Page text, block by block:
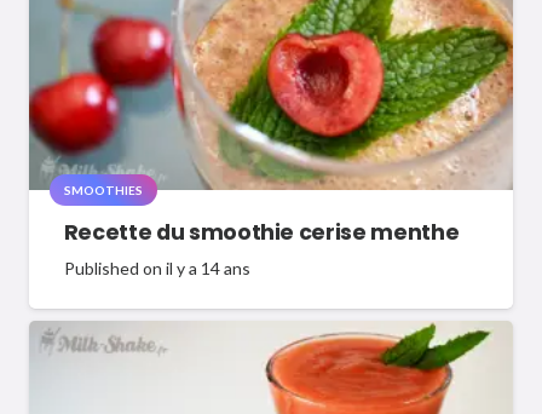
SMOOTHIES
Recette du smoothie cerise menthe
Published on il y a 14 ans